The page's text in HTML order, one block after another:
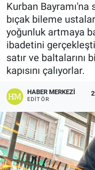
Kurban Bayramı'na
bıçak bileme
yoğunluk artmaya
ibadetini
satır ve baltalarını
kapısını çalıyorlar.
HABER MERKEZI
EDITÖR